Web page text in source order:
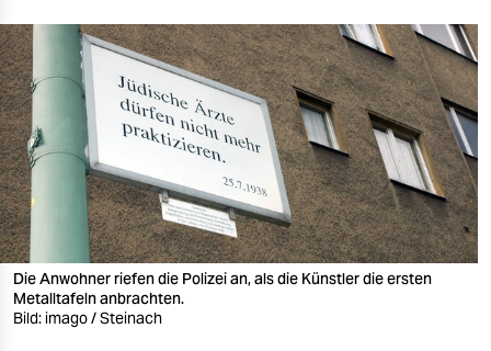
nord
wahrheit
verlag
verlag
veranstaltungen
shop
fragen & hilfe
Die Anwohner riefen die Polizei an, als die Künstler die ersten
Metalltafeln anbrachten.
Bild: imago / Steinach